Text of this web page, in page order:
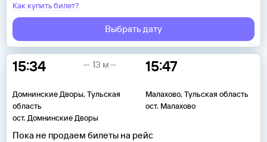
Как купить билет?
Выбрать дату
15:34
Домнинские Дворы, Тульская
область
ост. Домнинские Дворы
15:47
Малахово, Тульская область
ост. Малахово
13 м
Пока не продаем билеты на рейс